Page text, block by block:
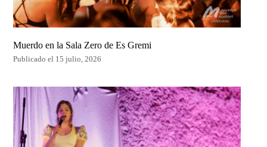
Muerdo en la Sala Zero de Es Gremi
Publicado el 15 julio, 2026